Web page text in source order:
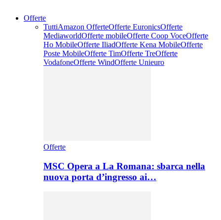
Offerte
TuttiAmazon OfferteOfferte EuronicsOfferte
MediaworldOfferte mobileOfferte Coop VoceOfferte
Ho MobileOfferte IliadOfferte Kena MobileOfferte
Poste MobileOfferte TimOfferte TreOfferte
VodafoneOfferte WindOfferte Unieuro
Offerte
MSC Opera a La Romana: sbarca nella
nuova porta d’ingresso ai…